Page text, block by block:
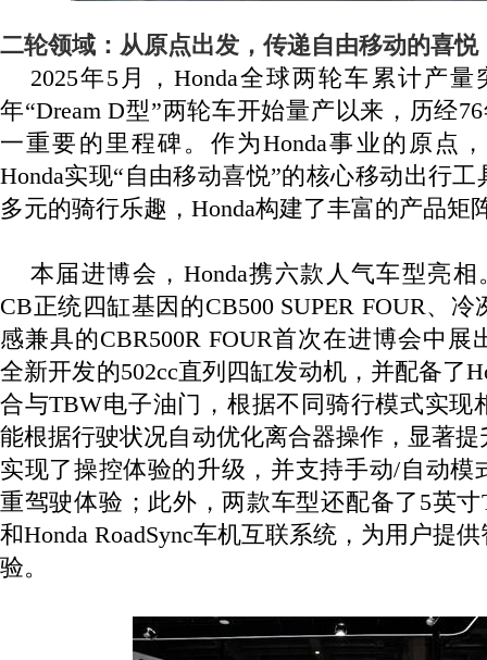
二轮领域：从原点出发，传递自由移动的喜悦
2025年5 月， Honda全球两轮车累计产量
年“Dream D型”两轮车开始量产以来，历经76
一重要的里程碑。作为Honda事业的原点
Honda实现“自由移动喜悦”的核心移动出行
多元的骑行乐趣， Honda构建了丰富的产品矩
本届进博会， Honda携六款人气车型亮相
CB正统四缸基因的CB500 SUPER FOUR、冷
感兼具的CBR500R FOUR首次在进博会中展
全新开发的502cc直列四缸发动机，并配备了
合与TBW电子油门，根据不同骑行模式实现
能根据行驶状况自动优化离合器操作，显著
实现了操控体验的升级，并支持手动/自动模
重驾驶体验；此外，两款车型还配备了 5英寸
和Honda RoadSync车机互联系统，为用户提
验。